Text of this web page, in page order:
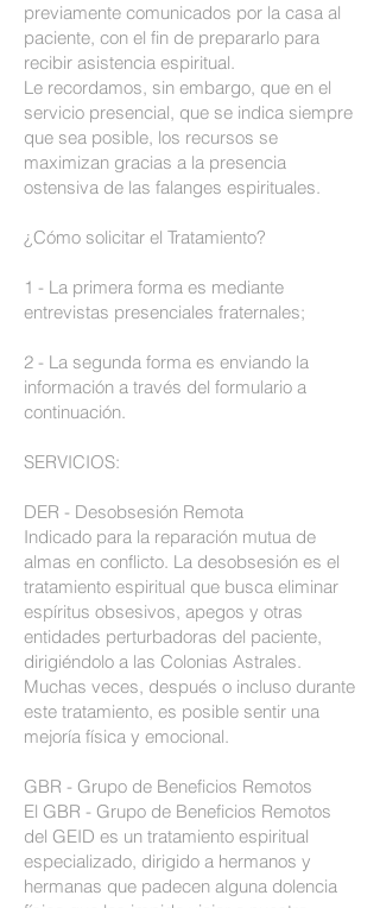
previamente comunicados por la casa al
paciente, con el fin de prepararlo para
recibir asistencia espiritual.
Le recordamos, sin embargo, que en el
servicio presencial, que se indica siempre
que sea posible, los recursos se
maximizan gracias a la presencia
ostensiva de las falanges espirituales.
¿Cómo solicitar el Tratamiento?
1 - La primera forma es mediante
entrevistas presenciales fraternales;
2 - La segunda forma es enviando la
información a través del formulario a
continuación.
SERVICIOS:
DER - Desobsesión Remota
Indicado para la reparación mutua de
almas en conflicto. La desobsesión es el
tratamiento espiritual que busca eliminar
espíritus obsesivos, apegos y otras
entidades perturbadoras del paciente,
dirigiéndolo a las Colonias Astrales.
Muchas veces, después o incluso durante
este tratamiento, es posible sentir una
mejoría física y emocional.
GBR - Grupo de Beneficios Remotos
El GBR - Grupo de Beneficios Remotos
del GEID es un tratamiento espiritual
especializado, dirigido a hermanos y
hermanas que padecen alguna dolencia